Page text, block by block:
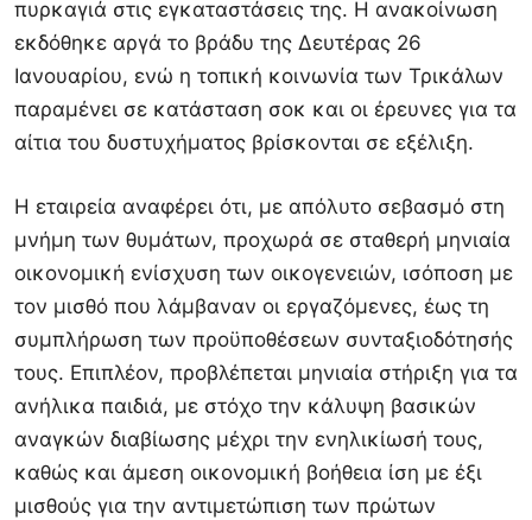
πυρκαγιά στις εγκαταστάσεις της. Η ανακοίνωση
εκδόθηκε αργά το βράδυ της Δευτέρας 26
Ιανουαρίου, ενώ η τοπική κοινωνία των Τρικάλων
παραμένει σε κατάσταση σοκ και οι έρευνες για τα
αίτια του δυστυχήματος βρίσκονται σε εξέλιξη.
Η εταιρεία αναφέρει ότι, με απόλυτο σεβασμό στη
μνήμη των θυμάτων, προχωρά σε σταθερή μηνιαία
οικονομική ενίσχυση των οικογενειών, ισόποση με
τον μισθό που λάμβαναν οι εργαζόμενες, έως τη
συμπλήρωση των προϋποθέσεων συνταξιοδότησής
τους. Επιπλέον, προβλέπεται μηνιαία στήριξη για τα
ανήλικα παιδιά, με στόχο την κάλυψη βασικών
αναγκών διαβίωσης μέχρι την ενηλικίωσή τους,
καθώς και άμεση οικονομική βοήθεια ίση με έξι
μισθούς για την αντιμετώπιση των πρώτων